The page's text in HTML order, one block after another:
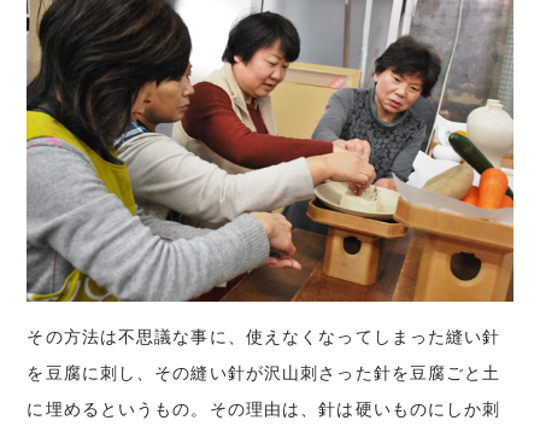
その方法は不思議な事に、使えなくなってしまった縫い針
を豆腐に刺し、その縫い針が沢山刺さった針を豆腐ごと土
に埋めるというもの。その理由は、針は硬いものにしか刺